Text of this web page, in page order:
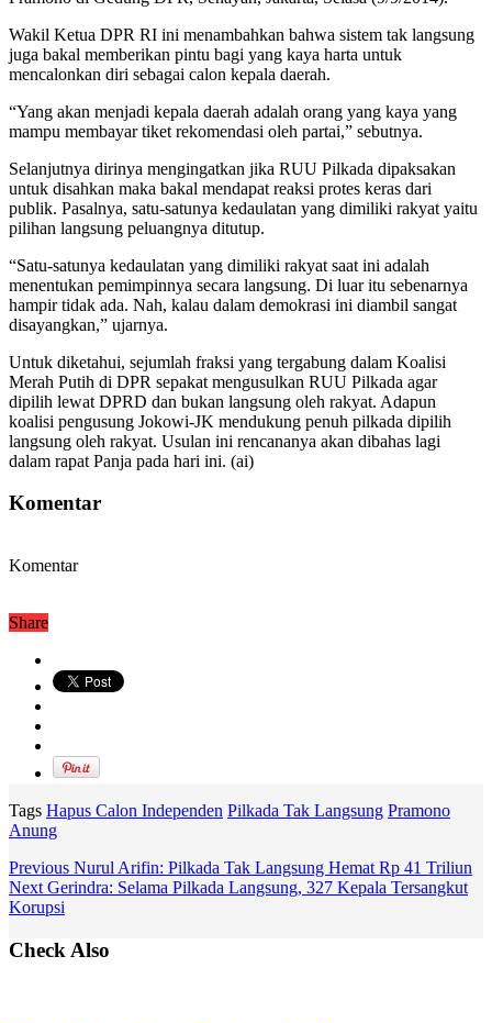
Wakil Ketua DPR RI ini menambahkan bahwa sistem tak langsung
juga bakal memberikan pintu bagi yang kaya harta untuk
mencalonkan diri sebagai calon kepala daerah.
“Yang akan menjadi kepala daerah adalah orang yang kaya yang
mampu membayar tiket rekomendasi oleh partai,” sebutnya.
Selanjutnya dirinya mengingatkan jika RUU Pilkada dipaksakan
untuk disahkan maka bakal mendapat reaksi protes keras dari
publik. Pasalnya, satu-satunya kedaulatan yang dimiliki rakyat yaitu
pilihan langsung peluangnya ditutup.
“Satu-satunya kedaulatan yang dimiliki rakyat saat ini adalah
menentukan pemimpinnya secara langsung. Di luar itu sebenarnya
hampir tidak ada. Nah, kalau dalam demokrasi ini diambil sangat
disayangkan,” ujarnya.
Untuk diketahui, sejumlah fraksi yang tergabung dalam Koalisi
Merah Putih di DPR sepakat mengusulkan RUU Pilkada agar
dipilih lewat DPRD dan bukan langsung oleh rakyat. Adapun
koalisi pengusung Jokowi-JK mendukung penuh pilkada dipilih
langsung oleh rakyat. Usulan ini rencananya akan dibahas lagi
dalam rapat Panja pada hari ini. (ai)
Komentar
Komentar
Share
Tags Hapus Calon Independen Pilkada Tak Langsung Pramono
Anung
Previous Nurul Arifin: Pilkada Tak Langsung Hemat Rp 41 Triliun
Next Gerindra: Selama Pilkada Langsung, 327 Kepala Tersangkut
Korupsi
Check Also